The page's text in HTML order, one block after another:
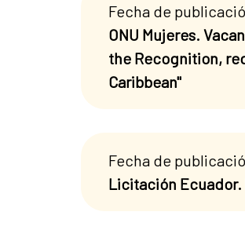
Fecha de
ONU Mujeres.
the Recognition,
Caribbean"
Fecha de
Licitación Ecuador.